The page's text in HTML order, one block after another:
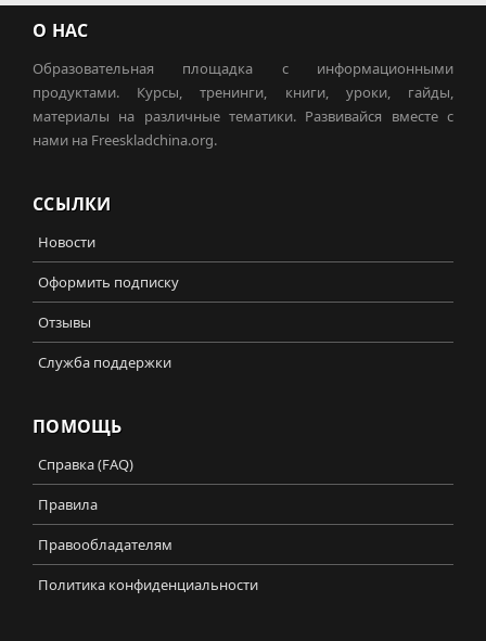
О НАС
Образовательная площадка с информационными
продуктами. Курсы, тренинги, книги, уроки, гайды,
материалы на различные тематики. Развивайся вместе с
нами на Freeskladchina.org.
ССЫЛКИ
Новости
Оформить подписку
Отзывы
Служба поддержки
ПОМОЩЬ
Справка (FAQ)
Правила
Правообладателям
Политика конфиденциальности